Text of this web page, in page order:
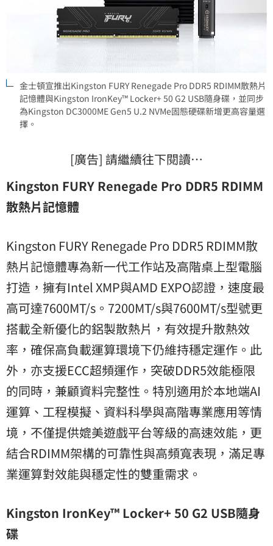
金士頓宣推出Kingston FURY Renegade Pro DDR5 RDIMM散熱片
記憶體與Kingston IronKey™ Locker+ 50 G2 USB隨身碟，並同步
為Kingston DC3000ME Gen5 U.2 NVMe固態硬碟新增更高容量選
擇。
[廣告] 請繼續往下閱讀…
Kingston FURY Renegade Pro DDR5 RDIMM
散熱片記憶體
Kingston FURY Renegade Pro DDR5 RDIMM散
熱片記憶體專為新一代工作站及高階桌上型電腦
打造，擁有Intel XMP與AMD EXPO認證，速度最
高可達7600MT/s。7200MT/s與7600MT/s型號更
搭載全新優化的鋁製散熱片，有效提升散熱效
率，確保高負載運算環境下仍維持穩定運作。此
外，亦支援ECC超頻運作，突破DDR5效能極限
的同時，兼顧資料完整性。特別適用於本地端AI
運算、工程模擬、資料科學與高階專業應用等情
境，不僅提供媲美遊戲平台等級的高速效能，更
結合RDIMM架構的可靠性與高頻寬表現，滿足專
業運算對效能與穩定性的雙重需求。
Kingston IronKey™ Locker+ 50 G2 USB隨身
碟